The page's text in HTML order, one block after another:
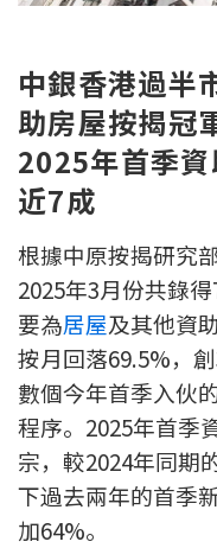
推薦齊齊友賞
按揭工具
按揭計算
轉按計算
置業預算
供款年期計算
工商舖按揭計算
印花稅計算
中銀香港過半
助房屋按揭冠
2025年首季
近7成
根據中原按揭研究
2025年3月份共錄
要為居屋及其他資
按月回落69.5%，
數個今年首季入伙
程序。2025年首季
宗，較2024年同期
下過去兩年的首季
加64%。